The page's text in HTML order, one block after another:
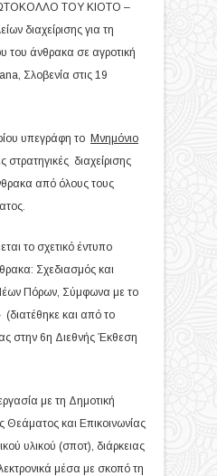
ΤΟΥ ΚΙΟΤΟ –
διαχείρισης για τη
του άνθρακα σε αγροτική
Σλοβενία στις 19
υπεγράφη το Μνημόνιο
στρατηγικές διαχείρισης
από όλους τους
το σχετικό έντυπο
Σχεδιασμός και
Πόρων, Σύμφωνα με το
και από το
στην 6η Διεθνής Έκθεση
με τη Δημοτική
Θεάματος και Επικοινωνίας
υλικού (σποτ), διάρκειας
μέσα με σκοπό τη